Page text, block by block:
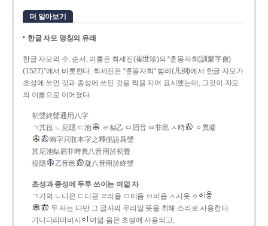
더 알아보기
한글 자모 명칭의 유래
한글 자모의 수, 순서, 이름은 최세진(崔世珍)의 “훈몽자회(訓蒙字會)
(1527)”에서 비롯한다. 최세진은 “훈몽자회” 범례(凡例)에서 한글 자모가
초성에 쓰인 것과 종성에 쓰인 것을 짝을 지어 표시했는데, 그것이 자모
의 이름으로 이어졌다.
初聲終聲通用八字
ㄱ其役 ㄴ尼隱 ㄷ池
ㄹ梨乙 ㅁ眉音 ㅂ非邑 ㅅ時
ㆁ異凝
兩字只取本字之釋俚語爲聲
其尼池梨眉非時異八音用於初聲
役隱
乙音邑 凝八音用於終聲
초성과 종성에 두루 쓰이는 여덟 자
ㄱ기역 ㄴ니은 ㄷ디귿 ㄹ리을 ㅁ미음 ㅂ비읍 ㅅ시옷 ㆁ
두 자는 다만 그 글자의 우리말 뜻을 취해 소리로 사용한다.
기니디리미비시
여덟 음은 초성에 사용되고,